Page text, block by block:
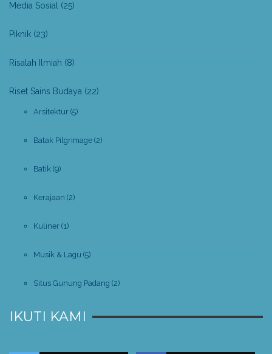
Media Sosial (25)
Piknik (23)
Risalah Ilmiah (8)
Riset Sains Budaya (22)
Arsitektur (5)
Batak Pilgrimage (2)
Batik (9)
Kerajaan (2)
Kuliner (1)
Musik & Lagu (5)
Situs Gunung Padang (2)
IKUTI KAMI